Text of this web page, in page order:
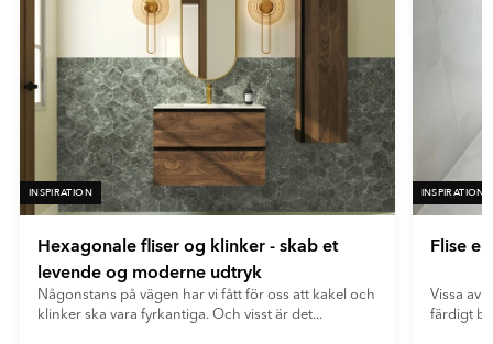
INSPIRATION
Hexagonale fliser og klinker - skab et
levende og moderne udtryk
Någonstans på vägen har vi fått för oss att kakel och
klinker ska vara fyrkantiga. Och visst är det...
INSPIRATION
Flise
Vissa av
färdigt